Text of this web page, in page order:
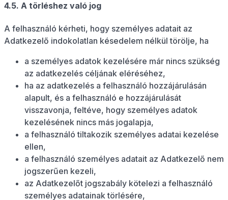
4.5. A törléshez való jog
A felhasználó kérheti, hogy személyes adatait az
Adatkezelő indokolatlan késedelem nélkül törölje, ha
a személyes adatok kezelésére már nincs szükség
az adatkezelés céljának eléréséhez,
ha az adatkezelés a felhasználó hozzájárulásán
alapult, és a felhasználó e hozzájárulását
visszavonja, feltéve, hogy személyes adatok
kezelésének nincs más jogalapja,
a felhasználó tiltakozik személyes adatai kezelése
ellen,
a felhasználó személyes adatait az Adatkezelő nem
jogszerűen kezeli,
az Adatkezelőt jogszabály kötelezi a felhasználó
személyes adatainak törlésére,